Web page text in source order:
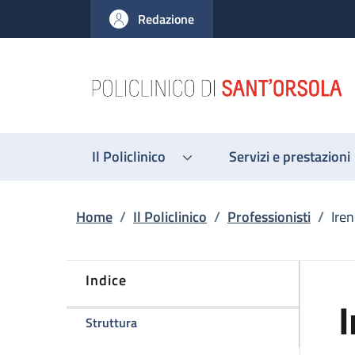
al contenuto principale
to footer content
Redazione
Il Policlinico Servizi e prestazioni
Briciole di pane
Home / Il Policlinico / Professionisti /
Indice
Strutturadella pagina Irene Pettinari